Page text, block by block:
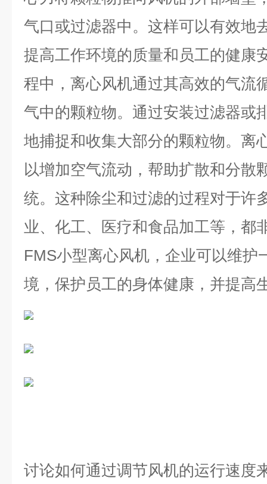
气口或过滤器中。这样可以有效地
提高工作环境的质量和员工的健康
程中，离心风机通过其高效的气流
气中的颗粒物。通过安装过滤器或
地捕捉和收集大部分的颗粒物。离
以增加空气流动，帮助扩散和分散
统。这种除尘和过滤的过程对于许
业、化工、医疗和食品加工等，都
FMS小型离心风机，企业可以维护
境，保护员工的身体健康，并提高
讨论如何通过调节风机的运行速度